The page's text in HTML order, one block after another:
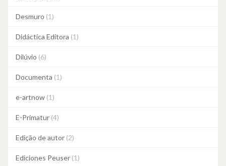
Desmuro (1)
Didáctica Editora (1)
Dilúvio (6)
Documenta (1)
e-artnow (1)
E-Primatur (4)
Edição de autor (2)
Ediciones Peuser (1)